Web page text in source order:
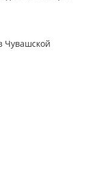
Чувашской